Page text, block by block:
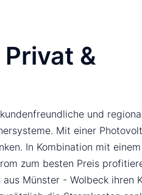
&
und
Mit einer
In Kombination mit einem
zum besten Preis
Münster - Wolbeck ihren